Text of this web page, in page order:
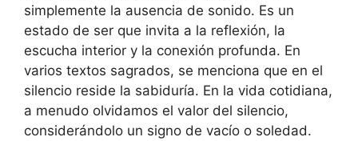
simplemente la ausencia de sonido. Es un
estado de ser que invita a la reflexión, la
escucha interior y la conexión profunda. En
varios textos sagrados, se menciona que en el
silencio reside la sabiduría. En la vida cotidiana,
a menudo olvidamos el valor del silencio,
considerándolo un signo de vacío o soledad.